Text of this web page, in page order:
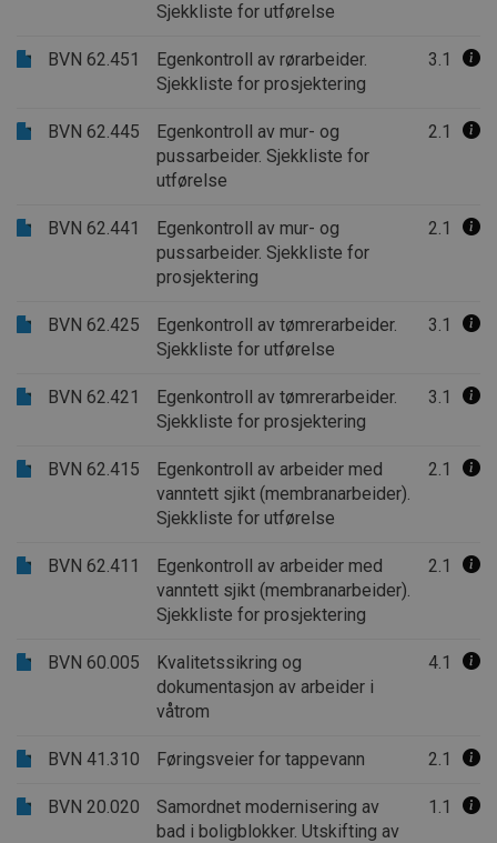
Sjekkliste for utførelse
BVN 62.451
Egenkontroll av rørarbeider.
Sjekkliste for prosjektering
3.1
BVN 62.445
Egenkontroll av mur- og
pussarbeider. Sjekkliste for
utførelse
2.1
BVN 62.441
Egenkontroll av mur- og
pussarbeider. Sjekkliste for
prosjektering
2.1
BVN 62.425
Egenkontroll av tømrerarbeider.
Sjekkliste for utførelse
3.1
BVN 62.421
Egenkontroll av tømrerarbeider.
Sjekkliste for prosjektering
3.1
BVN 62.415
Egenkontroll av arbeider med
vanntett sjikt (membranarbeider).
Sjekkliste for utførelse
2.1
BVN 62.411
Egenkontroll av arbeider med
vanntett sjikt (membranarbeider).
Sjekkliste for prosjektering
2.1
BVN 60.005
Kvalitetssikring og
dokumentasjon av arbeider i
våtrom
4.1
BVN 41.310 Føringsveier for tappevann 2.1
BVN 20.020
Samordnet modernisering av
bad i boligblokker. Utskifting av
1.1